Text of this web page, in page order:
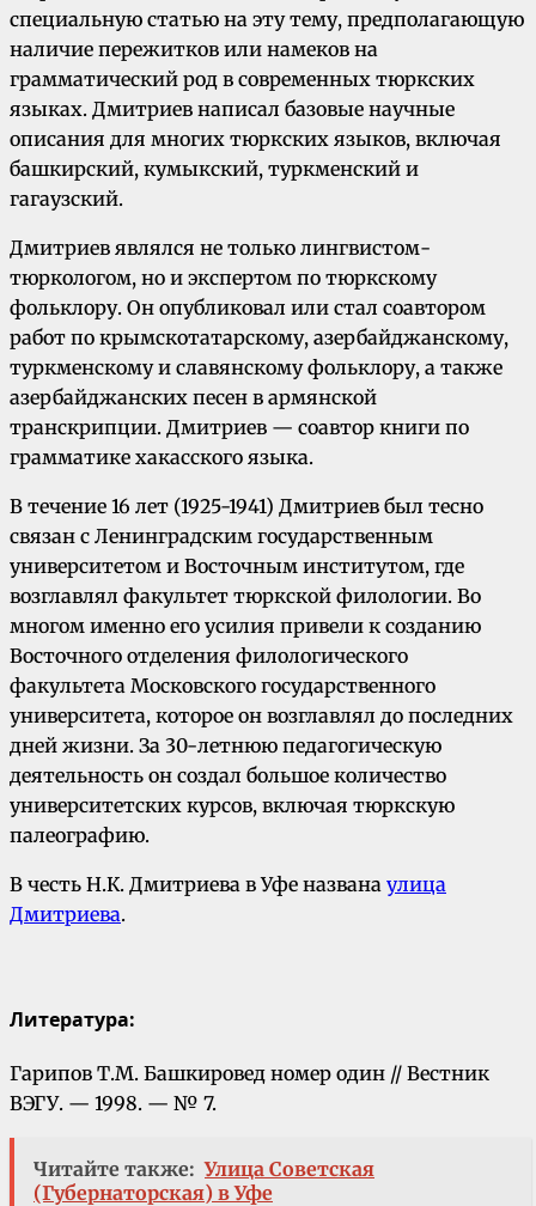
специальную статью на эту тему, предполагающую
наличие пережитков или намеков на
грамматический род в современных тюркских
языках. Дмитриев написал базовые научные
описания для многих тюркских языков, включая
башкирский, кумыкский, туркменский и
гагаузский.
Дмитриев являлся не только лингвистом-
тюркологом, но и экспертом по тюркскому
фольклору. Он опубликовал или стал соавтором
работ по крымскотатарскому, азербайджанскому,
туркменскому и славянскому фольклору, а также
азербайджанских песен в армянской
транскрипции. Дмитриев — соавтор книги по
грамматике хакасского языка.
В течение 16 лет (1925-1941) Дмитриев был тесно
связан с Ленинградским государственным
университетом и Восточным институтом, где
возглавлял факультет тюркской филологии. Во
многом именно его усилия привели к созданию
Восточного отделения филологического
факультета Московского государственного
университета, которое он возглавлял до последних
дней жизни. За 30-летнюю педагогическую
деятельность он создал большое количество
университетских курсов, включая тюркскую
палеографию.
В честь Н.К. Дмитриева в Уфе названа улица
Дмитриева.
Литература:
Гарипов Т.М. Башкировед номер один // Вестник
ВЭГУ. — 1998. — № 7.
Читайте также: Улица Советская
(Губернаторская) в Уфе